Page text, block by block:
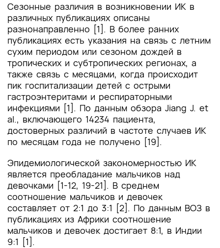
Сезонные различия в возникновении ИК в
различных публикациях описаны
разнонаправленно [1]. В более ранних
публикациях есть указания на связь с летним
сухим периодом или сезоном дождей в
тропических и субтропических регионах, а
также связь с месяцами, когда происходит
пик госпитализации детей с острыми
гастроэнтеритами и респираторными
инфекциями [1]. По данным обзора Jiang J. еt
al., включающего 14234 пациента,
достоверных различий в частоте случаев ИК
по месяцам года не получено [19].
Эпидемиологической закономерностью ИК
является преобладание мальчиков над
девочками [1-12, 19-21]. В среднем
соотношение мальчиков и девочек
составляет от 2:1 до 3:1 [2]. По данным ВОЗ в
публикациях из Африки соотношение
мальчиков и девочек достигает 8:1, в Индии
9:1 [1].